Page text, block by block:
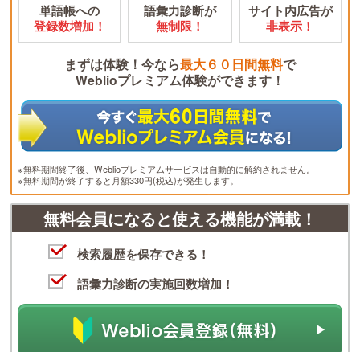
単語帳への
登録数増加！
語彙力診断が
無制限！
サイト内広告が
非表示！
まずは体験！今なら最大６０日間無料で
Weblioプレミアム体験ができます！
※無料期間終了後、Weblioプレミアムサービスは自動的に解約されません。
※無料期間が終了すると月額330円(税込)が発生します。
無料会員になると使える機能が満載！
検索履歴を保存できる！
語彙力診断の実施回数増加！